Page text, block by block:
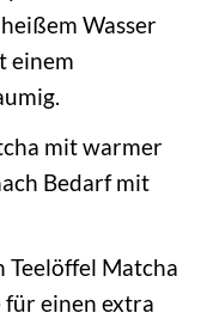
Wasser
einem
mit warmer
Bedarf mit
Teelöffel Matcha
einen extra